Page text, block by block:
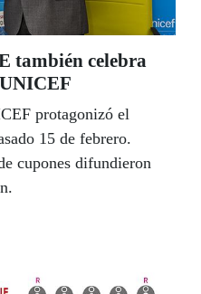
también celebra
protagonizó el
15 de febrero.
cupones difundieron